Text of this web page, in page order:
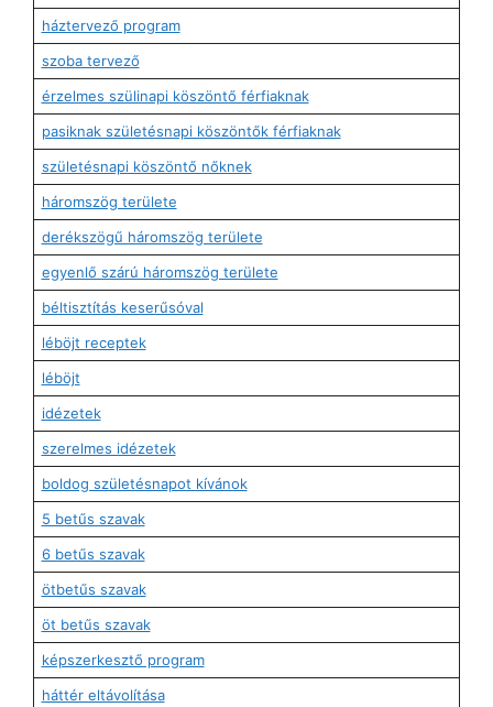
háztervező program
szoba tervező
érzelmes szülinapi köszöntő férfiaknak
pasiknak születésnapi köszöntők férfiaknak
születésnapi köszöntő nőknek
háromszög területe
derékszögű háromszög területe
egyenlő szárú háromszög területe
béltisztítás keserűsóval
léböjt receptek
léböjt
idézetek
szerelmes idézetek
boldog születésnapot kívánok
5 betűs szavak
6 betűs szavak
ötbetűs szavak
öt betűs szavak
képszerkesztő program
háttér eltávolítása